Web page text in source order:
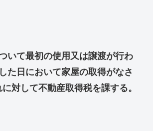
いて最初の使用又は譲渡が行わ
た日において家屋の取得がなさ
対して不動産取得税を課する。